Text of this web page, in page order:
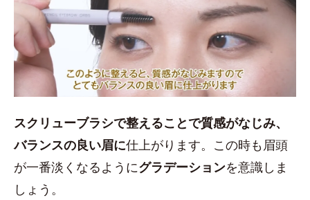
スクリューブラシで整えることで質感がなじみ、
バランスの良い眉に仕上がります。この時も眉頭
が一番淡くなるようにグラデーションを意識しま
しょう。